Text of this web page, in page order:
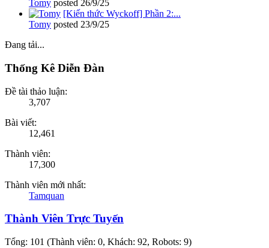
Tomy posted 26/9/25
[Kiến thức Wyckoff] Phần 2:...
Tomy posted 23/9/25
Đang tải...
Thống Kê Diễn Đàn
Đề tài thảo luận:
3,707
Bài viết:
12,461
Thành viên:
17,300
Thành viên mới nhất:
Tamquan
Thành Viên Trực Tuyến
Tổng: 101 (Thành viên: 0, Khách: 92, Robots: 9)